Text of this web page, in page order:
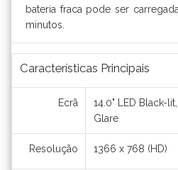
bateria fraca pode ser
minutos.
Características Principais
Ecrã
14.0" LED Black-
Glare
Resolução 1366 x 768 (HD)